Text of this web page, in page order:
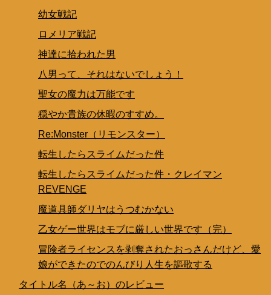
幼女戦記
ロメリア戦記
神達に拾われた男
八男って、それはないでしょう！
聖女の魔力は万能です
穏やか貴族の休暇のすすめ。
Re:Monster（リモンスター）
転生したらスライムだった件
転生したらスライムだった件・クレイマン
REVENGE
魔道具師ダリヤはうつむかない
乙女ゲー世界はモブに厳しい世界です（完）
冒険者ライセンスを剥奪されたおっさんだけど、愛
娘ができたのでのんびり人生を謳歌する
タイトル名（あ～お）のレビュー